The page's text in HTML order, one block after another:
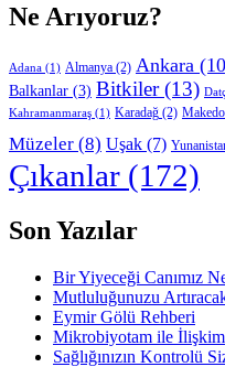
Ne Arıyoruz?
Adana (1) Almanya (2) Ankara
Balkanlar (3) Bitkiler(13)
Kahramanmaraş (1) Karadağ (2)
Müzeler (8) Uşak (7)
Çıkanlar (172)
Son Yazılar
Bir Yiyeceği Canımız
Mutluluğunuzu
Eymir Gölü Rehberi
Mikrobiyotam ile İlişkim
Sağlığınızın Kontrolü